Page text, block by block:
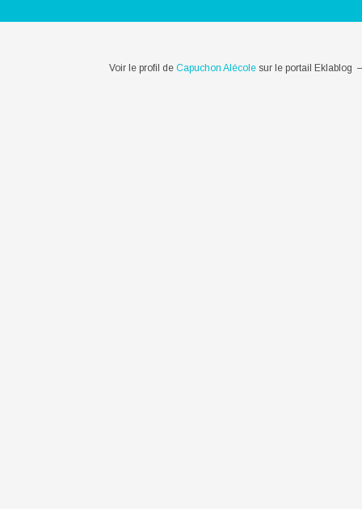
Voir le profil de Capuchon Alécolesur le portail Eklablog